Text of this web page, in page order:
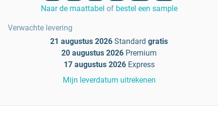
Naar de maattabel of bestel een sample
Verwachte levering
21 augustus 2026 Standard gratis
20 augustus 2026 Premium
17 augustus 2026 Express
Mijn leverdatum uitrekenen